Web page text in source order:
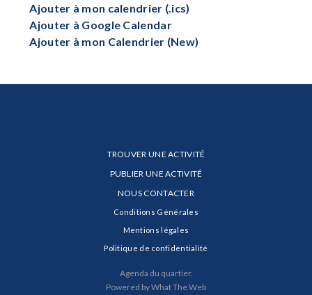
Ajouter à mon calendrier (.ics)
Ajouter à Google Calendar
Ajouter à mon Calendrier (New)
TROUVER UNE ACTIVITÉ
PUBLIER UNE ACTIVITÉ
NOUS CONTACTER
Conditions Générales
Mentions légales
Politique de confidentialité
Agenda du quartier.
Powered by What The Web